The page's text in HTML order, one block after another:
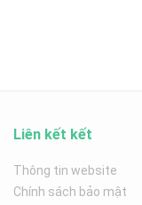
Liên kết kết
Thông tin website
Chính sách bảo mật